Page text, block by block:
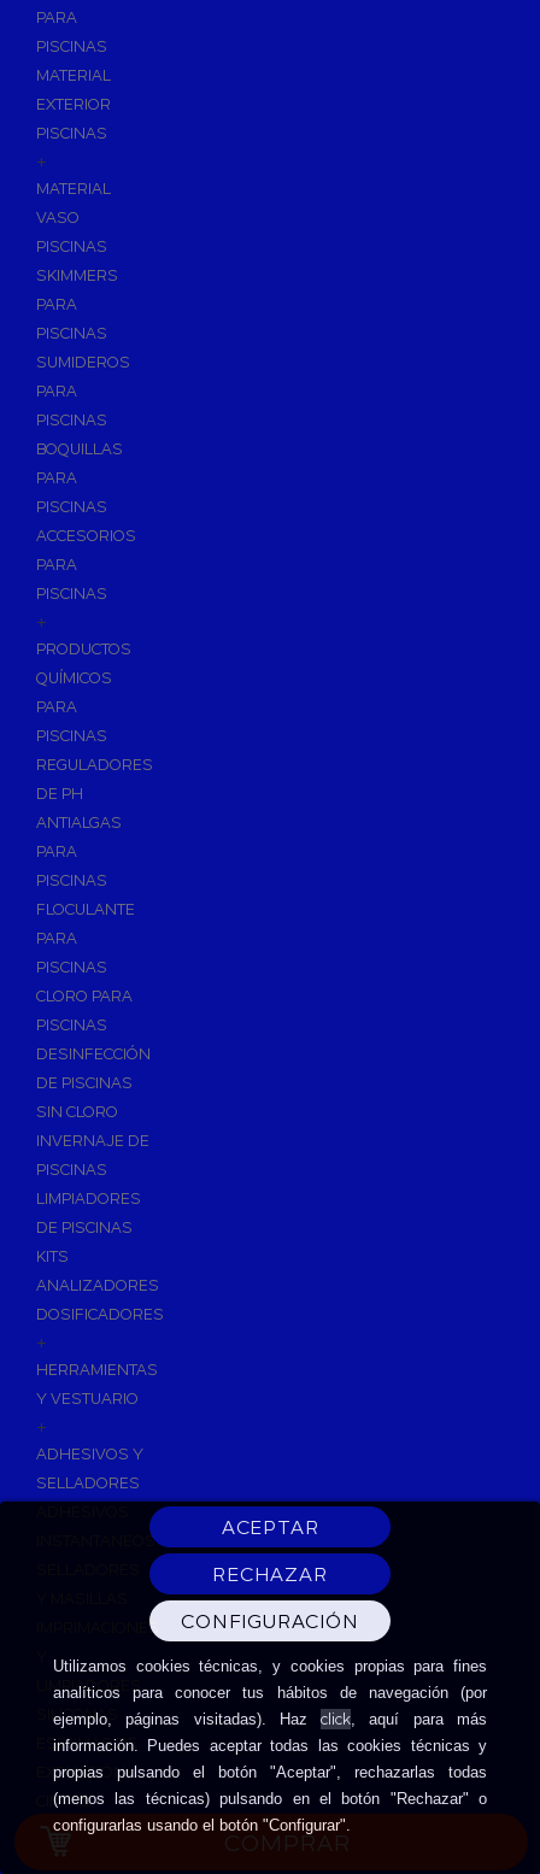
Utilizamos cookies técnicas, y cookies propias para fines
analíticos para conocer tus hábitos de navegación (por
ejemplo, páginas visitadas). Hazclick, aquí para más
información. Puedes aceptar todas las cookies técnicas y
propias pulsando el botón "Aceptar", rechazarlas todas
(menos las técnicas) pulsando en el botón "Rechazar" o
configurarlas usando el botón "Configurar".
PARA
PISCINAS
MATERIAL
EXTERIOR
PISCINAS
+
MATERIAL
VASO
PISCINAS
SKIMMERS
PARA
PISCINAS
SUMIDEROS
PARA
PISCINAS
BOQUILLAS
PARA
PISCINAS
ACCESORIOS
PARA
PISCINAS
+
PRODUCTOS
QUÍMICOS
PARA
PISCINAS
REGULADORES
DE PH
ANTIALGAS
PARA
PISCINAS
FLOCULANTE
PARA
PISCINAS
CLORO PARA
PISCINAS
DESINFECCIÓN
DE PISCINAS
SIN CLORO
INVERNAJE DE
PISCINAS
LIMPIADORES
DE PISCINAS
KITS
ANALIZADORES
DOSIFICADORES
+
HERRAMIENTAS
Y VESTUARIO
+
ADHESIVOS Y
SELLADORES
INSTANTANEOS
IMPRIMACIONES
LIMPIADORES
SILICONAS
ESPUMAS DE
EXPANSIÓN
CINTAS
ADHESIVAS
HERRAMIENTAS
COMPRAR